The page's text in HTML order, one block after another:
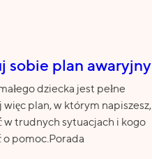
sobie plan awaryjny
dziecka jest pełne
plan, w którym napiszesz,
w trudnych sytuacjach i kogo
o pomoc.Porada